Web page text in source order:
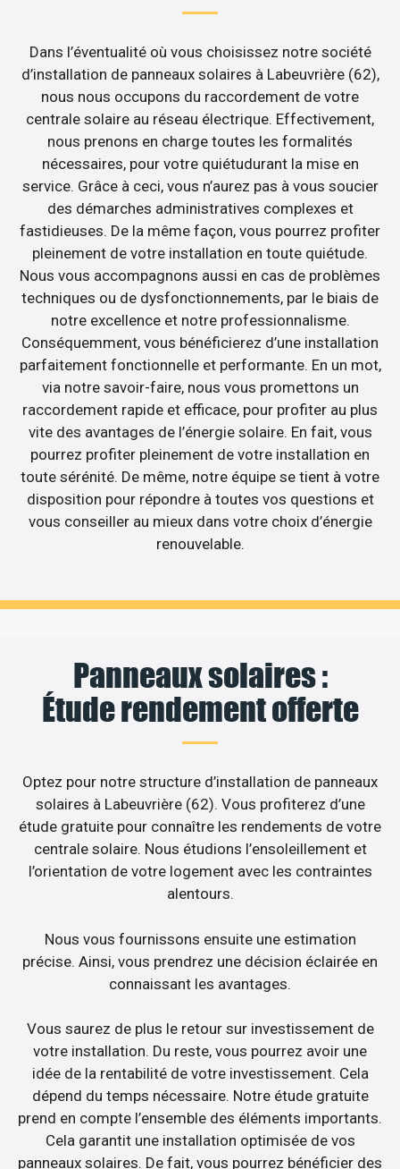
Dans l’éventualité où vous choisissez notre société
d’installation de panneaux solaires à Labeuvrière (62),
nous nous occupons du raccordement de votre
centrale solaire au réseau électrique. Effectivement,
nous prenons en charge toutes les formalités
nécessaires, pour votre quiétudurant la mise en
service. Grâce à ceci, vous n’aurez pas à vous soucier
des démarches administratives complexes et
fastidieuses. De la même façon, vous pourrez profiter
pleinement de votre installation en toute quiétude.
Nous vous accompagnons aussi en cas de problèmes
techniques ou de dysfonctionnements, par le biais de
notre excellence et notre professionnalisme.
Conséquemment, vous bénéficierez d’une installation
parfaitement fonctionnelle et performante. En un mot,
via notre savoir-faire, nous vous promettons un
raccordement rapide et efficace, pour profiter au plus
vite des avantages de l’énergie solaire. En fait, vous
pourrez profiter pleinement de votre installation en
toute sérénité. De même, notre équipe se tient à votre
disposition pour répondre à toutes vos questions et
vous conseiller au mieux dans votre choix d’énergie
renouvelable.
Panneaux solaires :
Étude rendement offerte
Optez pour notre structure d’installation de panneaux
solaires à Labeuvrière (62). Vous profiterez d’une
étude gratuite pour connaître les rendements de votre
centrale solaire. Nous étudions l’ensoleillement et
l’orientation de votre logement avec les contraintes
alentours.
Nous vous fournissons ensuite une estimation
précise. Ainsi, vous prendrez une décision éclairée en
connaissant les avantages.
Vous saurez de plus le retour sur investissement de
votre installation. Du reste, vous pourrez avoir une
idée de la rentabilité de votre investissement. Cela
dépend du temps nécessaire. Notre étude gratuite
prend en compte l’ensemble des éléments importants.
Cela garantit une installation optimisée de vos
panneaux solaires. De fait, vous pourrez bénéficier des